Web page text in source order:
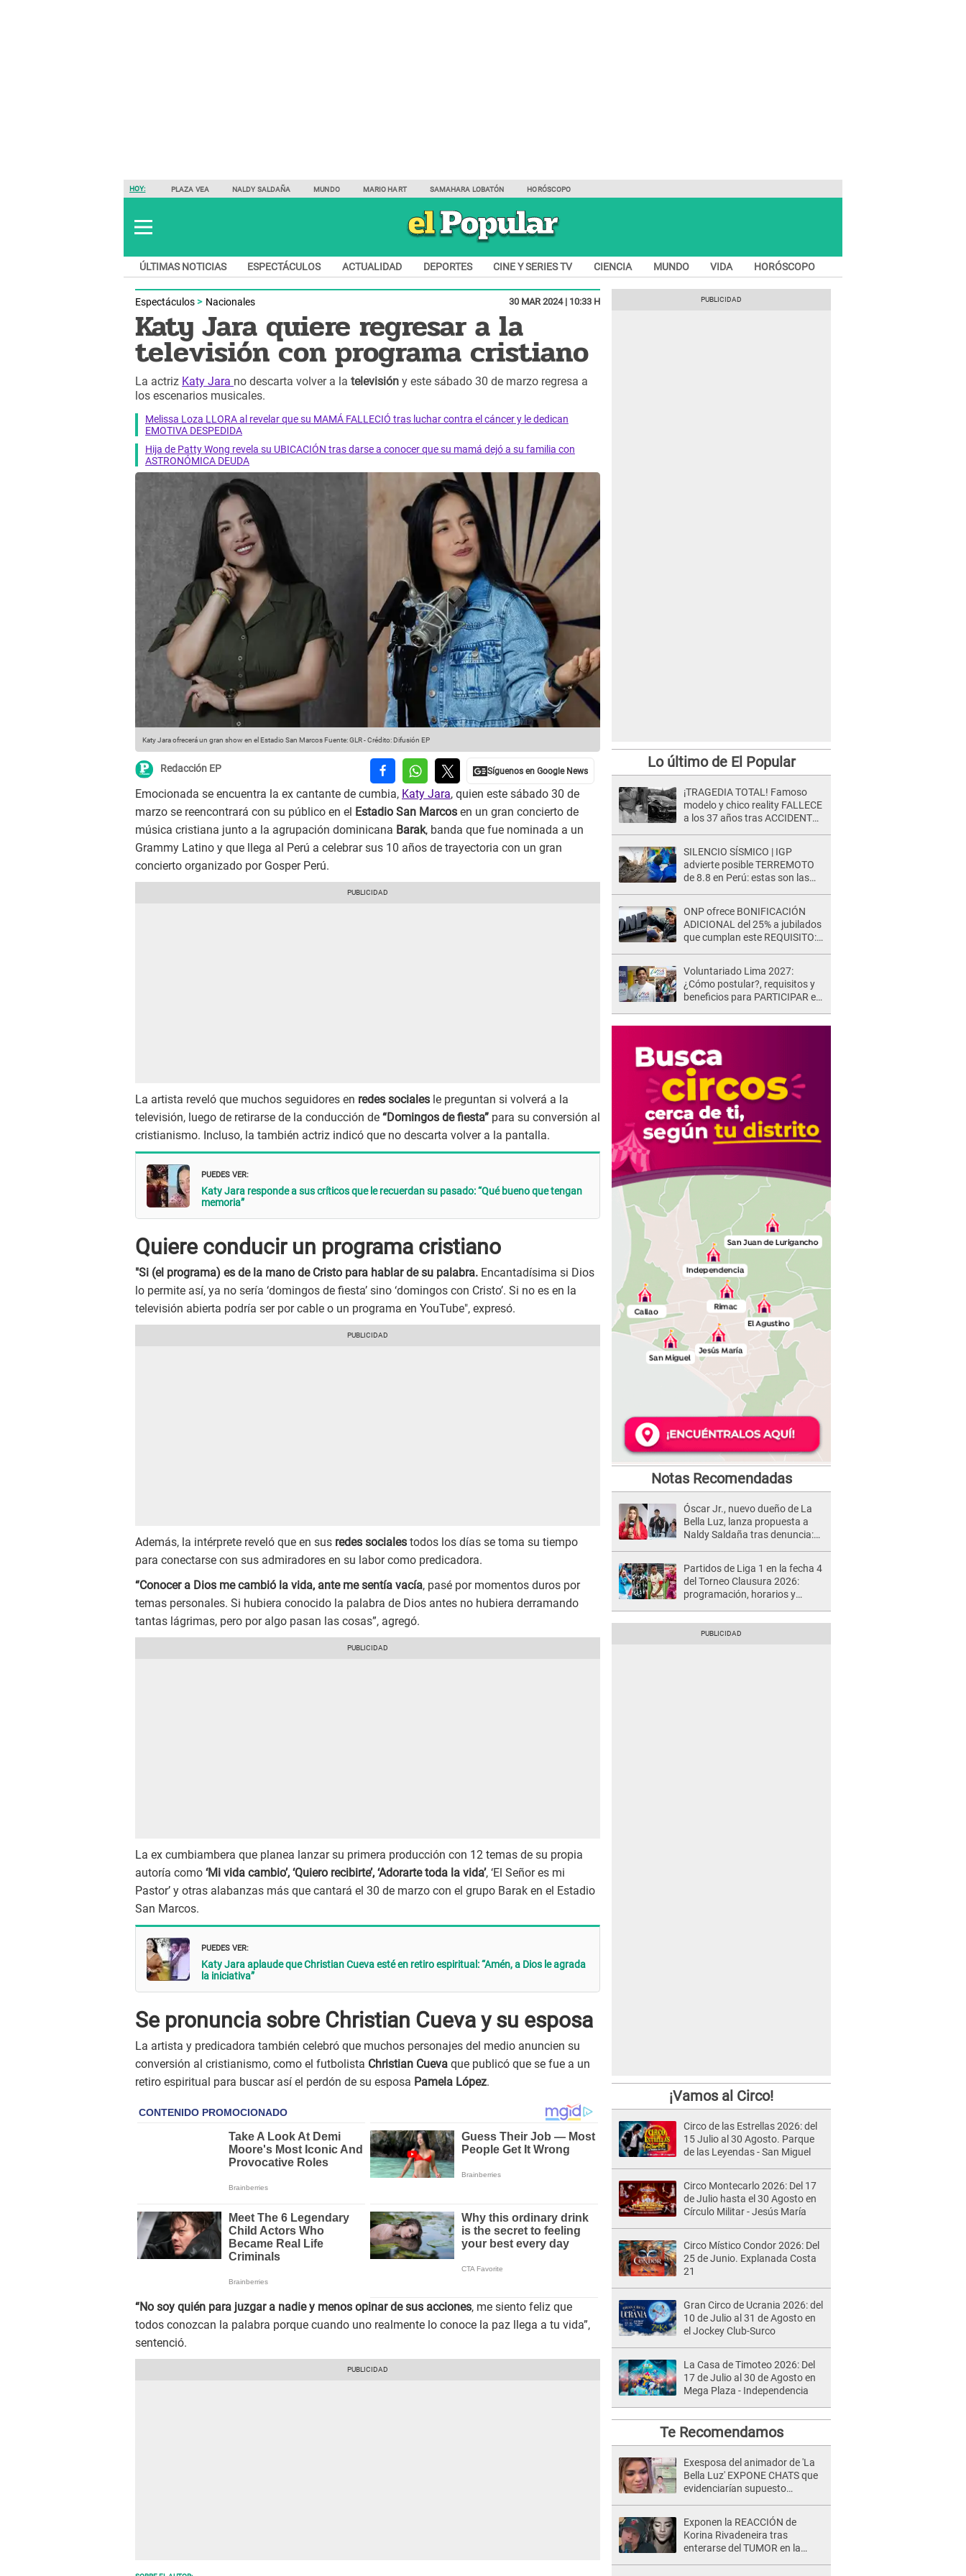
HOY: PLAZA VEA NALDY SALDAÑA MUNDO MARIO HART SAMAHARA LOBATÓN HORÓSCOPO
ÚLTIMAS NOTICIAS ESPECTÁCULOS ACTUALIDAD DEPORTES CINE Y SERIES TV CIENCIA MUNDO VIDA HORÓSCOPO
Espectáculos Nacionales 30 MAR 2024 | 10:33 H
Katy Jara quiere regresar a la
televisión con programa cristiano
La actriz Katy Jara no descarta volver a la televisión y este sábado 30 de marzo regresa a
los escenarios musicales.
Melissa Loza LLORA al revelar que su MAMÁ FALLECIÓ tras luchar contra el cáncer y le dedican
EMOTIVA DESPEDIDA
Hija de Patty Wong revela su UBICACIÓN tras darse a conocer que su mamá dejó a su familia con
ASTRONÓMICA DEUDA
Katy Jara ofrecerá un gran show en el Estadio San Marcos Fuente: GLR-Crédito: Difusión EP
Redacción EP
Emocionada se encuentra la ex cantante de cumbia, Katy Jara, quien este sábado 30 de
marzo se reencontrará con su público en el Estadio San Marcos en un gran concierto de
música cristiana junto a la agrupación dominicana Barak, banda que fue nominada a un
Grammy Latino y que llega al Perú a celebrar sus 10 años de trayectoria con un gran
concierto organizado por Gosper Perú.
La artista reveló que muchos seguidores en redes sociales le preguntan si volverá a la
televisión, luego de retirarse de la conducción de “Domingos de fiesta” para su conversión al
cristianismo. Incluso, la también actriz indicó que no descarta volver a la pantalla.
PUEDES VER:
Katy Jara responde a sus críticos que le recuerdan su pasado: “Qué bueno que tengan
memoria”
Quiere conducir un programa cristiano
"Si (el programa) es de la mano de Cristo para hablar de su palabra. Encantadísima si Dios
lo permite así, ya no sería ‘domingos de fiesta’ sino ‘domingos con Cristo’. Si no es en la
televisión abierta podría ser por cable o un programa en YouTube", expresó.
Además, la intérprete reveló que en sus redes sociales todos los días se toma su tiempo
para conectarse con sus admiradores en su labor como predicadora.
“Conocer a Dios me cambió la vida, ante me sentía vacía, pasé por momentos duros por
temas personales. Si hubiera conocido la palabra de Dios antes no hubiera derramando
tantas lágrimas, pero por algo pasan las cosas”, agregó.
La ex cumbiambera que planea lanzar su primera producción con 12 temas de su propia
autoría como ‘Mi vida cambio’, ‘Quiero recibirte’, ‘Adorarte toda la vida’, ‘El Señor es mi
Pastor’ y otras alabanzas más que cantará el 30 de marzo con el grupo Barak en el Estadio
San Marcos.
PUEDES VER:
Katy Jara aplaude que Christian Cueva esté en retiro espiritual: “Amén, a Dios le agrada
la iniciativa”
Se pronuncia sobre Christian Cueva y su esposa
La artista y predicadora también celebró que muchos personajes del medio anuncien su
conversión al cristianismo, como el futbolista Christian Cueva que publicó que se fue a un
retiro espiritual para buscar así el perdón de su esposa Pamela López.
“No soy quién para juzgar a nadie y menos opinar de sus acciones, me siento feliz que
todos conozcan la palabra porque cuando uno realmente lo conoce la paz llega a tu vida”,
sentenció.
Lo último de El Popular
¡TRAGEDIA TOTAL! Famoso
modelo y chico reality FALLECE
a los 37 años tras ACCIDENTE
SILENCIO SÍSMICO | IGP
advierte posible TERREMOTO
de 8.8 en Perú: estas son las
ONP ofrece BONIFICACIÓN
ADICIONAL del 25% a jubilados
que cumplan este REQUISITO:
Voluntariado Lima 2027:
¿Cómo postular?, requisitos y
beneficios para PARTICIPAR en
Notas Recomendadas
Óscar Jr., nuevo dueño de La
Bella Luz, lanza propuesta a
Naldy Saldaña tras denuncia:
Partidos de Liga 1 en la fecha 4
del Torneo Clausura 2026:
programación, horarios y
¡Vamos al Circo!
Circo de las Estrellas 2026: del
15 Julio al 30 Agosto. Parque
de las Leyendas - San Miguel
Circo Montecarlo 2026: Del 17
de Julio hasta el 30 Agosto en
Círculo Militar - Jesús María
Circo Místico Condor 2026: Del
25 de Junio. Explanada Costa
21
Gran Circo de Ucrania 2026: del
10 de Julio al 31 de Agosto en
el Jockey Club-Surco
La Casa de Timoteo 2026: Del
17 de Julio al 30 de Agosto en
Mega Plaza - Independencia
Te Recomendamos
Exesposa del animador de 'La
Bella Luz' EXPONE CHATS que
evidenciarían supuesto
Saldaña, pese a tener pareja
Exponen la REACCIÓN de
Korina Rivadeneira tras
enterarse del TUMOR en la